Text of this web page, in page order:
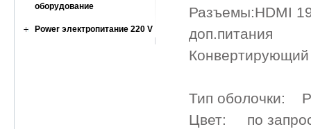
оборудование
Power электропитание 220 V
Разъемы:HDMI
доп.питания
Конвертирующий
Тип оболочки:
Цвет: по